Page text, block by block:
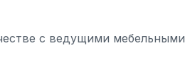
с ведущими мебельными